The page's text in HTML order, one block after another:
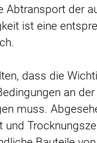
Abtransport der
ist eine
dass die
an
muss.
und